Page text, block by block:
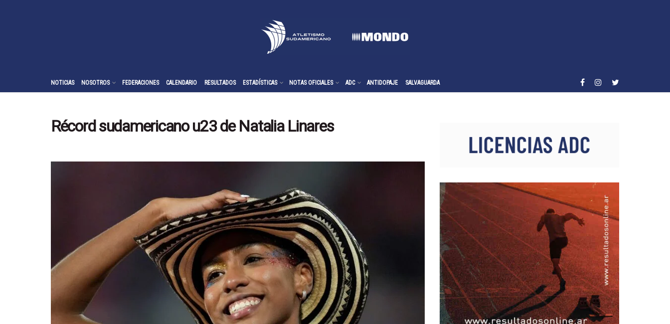
NOTICIAS NOSOTROS FEDERACIONES CALENDARIO RESULTADOS ESTADÍSTICAS NOTAS OFICIALES ADC ANTIDOPAJE SALVAGUARDA
Récord sudamericano u23 de Natalia Linares